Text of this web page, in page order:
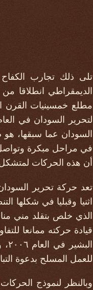
تلى ذلك تجارب
الديمقراطي انطلاقا
مطلع خمسينيات القرن
السودان عما سبقها، هو
أن هذه الحركات لمتشكل
تعد حركة تحرير
الذي خلص بتقلد مني
قيادة حركته ممانعا
للعمل المسلح بدعوة
وبالنظر لنموذج